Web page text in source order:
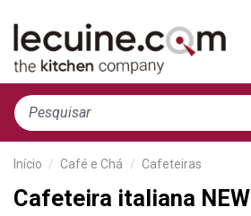
Início Café e Chá Cafeteiras
Cafeteira italiana NEW